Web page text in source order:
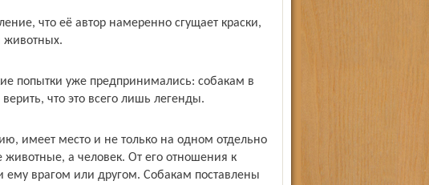
что её автор намеренно сгущает краски,
животных.
попытки уже предпринимались: собакам в
что это всего лишь легенды.
имеет место и не только на одном отдельно
а человек. От его отношения к
ему врагом или другом. Собакам поставлены